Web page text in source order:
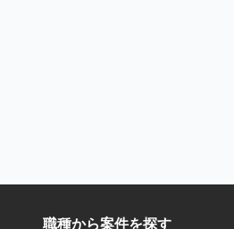
職種から案件を探す